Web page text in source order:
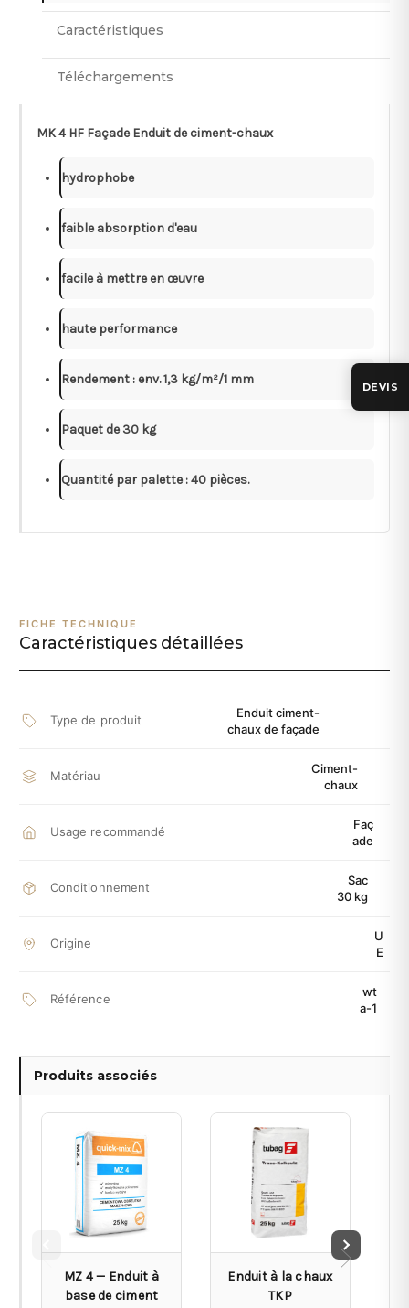
Caractéristiques
Téléchargements
MK 4 HF Façade Enduit de ciment-chaux
hydrophobe
faible absorption d'eau
facile à mettre en œuvre
haute performance
Rendement : env. 1,3 kg/m²/1 mm
Paquet de 30 kg
Quantité par palette : 40 pièces.
FICHE TECHNIQUE
Caractéristiques détaillées
Type de produit
Enduit ciment-
chaux de façade
Matériau
Ciment-
chaux
Usage recommandé
Faç
ade
Conditionnement
Sac
30 kg
Origine
U
E
Référence
wt
a-1
Produits associés
MZ 4 — Enduit à
base de ciment
Enduit à la chaux
TKP
DEVIS